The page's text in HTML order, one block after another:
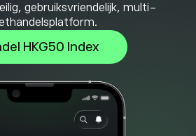
gebruiksvriendelijk, multi-
HKG50 Index